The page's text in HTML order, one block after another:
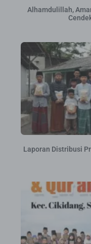
Alhamdulillah,
Laporan Distribusi